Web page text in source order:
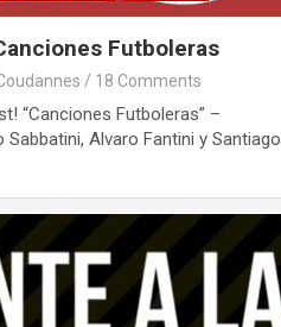
Futboleras
18 Comments
“Canciones Futboleras” –
Sabbatini, Alvaro Fantini y Santiago